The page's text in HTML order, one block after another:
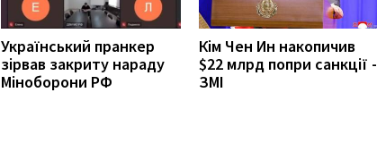
Український пранкер
зірвав закриту нараду
Міноборони РФ
Кім Чен Ин накопичив
$22 млрд попри санкції -
ЗМІ